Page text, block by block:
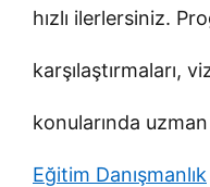
hızlı ilerlersiniz.
karşılaştırmaları,
konularında
Eğitim Danışmanlık